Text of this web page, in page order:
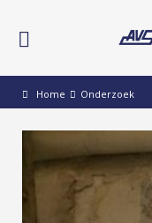
Home Onderzoek